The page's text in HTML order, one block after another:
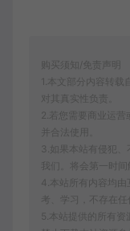
购买须知/免责声明
1.本文部分内容转
对其真实性负责。
2.若您需要商业运营
并合法使用。
3.如果本站有侵犯
我们。将会第一时间
4.本站所有内容均由
考、学习，不存在任
5.本站提供的所有资